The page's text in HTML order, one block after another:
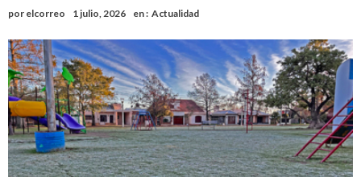
por elcorreo 1 julio, 2026 en : Actualidad